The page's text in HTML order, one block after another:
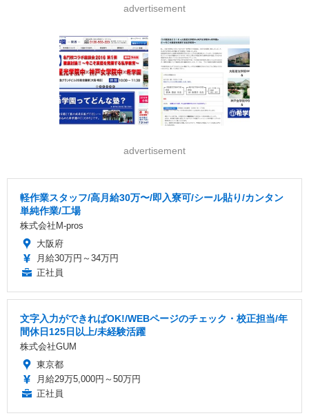
advertisement
advertisement
軽作業スタッフ/高月給30万〜/即入寮可/シール貼り/カンタン
単純作業/工場
株式会社M-pros
大阪府
月給30万円～34万円
正社員
文字入力ができればOK!/WEBページのチェック・校正担当/年
間休日125日以上/未経験活躍
株式会社GUM
東京都
月給29万5,000円～50万円
正社員